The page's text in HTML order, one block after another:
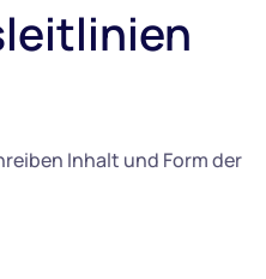
Inhalt und Form der